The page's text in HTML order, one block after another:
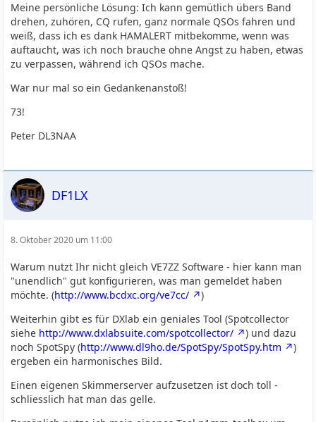
Meine persönliche Lösung: Ich kann gemütlich übers Band
drehen, zuhören, CQ rufen, ganz normale QSOs fahren und
weiß, dass ich es dank HAMALERT mitbekomme, wenn was
auftaucht, was ich noch brauche ohne Angst zu haben, etwas
zu verpassen, während ich QSOs mache.
War nur mal so ein Gedankenanstoß!
73!
Peter DL3NAA
DF1LX
8. Oktober 2020 um 11:00
Warum nutzt Ihr nicht gleich VE7ZZ Software - hier kann man
"unendlich" gut konfigurieren, was man gemeldet haben
möchte. (http://www.bcdxc.org/ve7cc/
)
Weiterhin gibt es für DXlab ein geniales Tool (Spotcollector
siehe http://www.dxlabsuite.com/spotcollector/
) und dazu
noch SpotSpy (http://www.dl9ho.de/SpotSpy/SpotSpy.htm
)
ergeben ein harmonisches Bild.
Einen eigenen Skimmerserver aufzusetzen ist doch toll -
schliesslich hat man das gelle.